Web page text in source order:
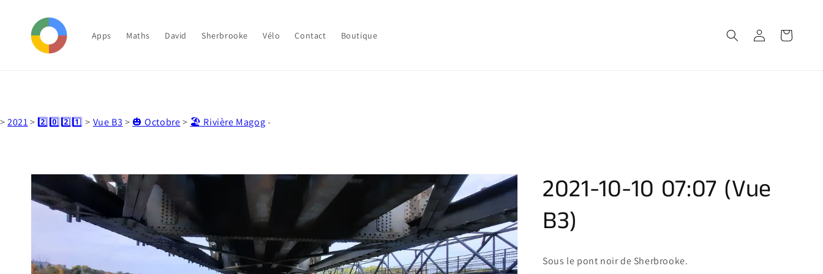
contenu
Apps Maths David Sherbrooke Vélo Contact Boutique Connexion Panier
>2021> 2️⃣0️⃣2️⃣1️⃣ > Vue B3 > 🎃 Octobre> 🏖️ Rivière Magog-
Passer aux
informations
produits
2021-10-10 07:07 (Vue
B3)
Sous le pont noir de Sherbrooke.